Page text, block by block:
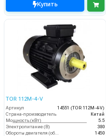
Купить
TOR 112M-4-V
Артикул
14551 (TOR 112M-4-V)
Страна-производитель
Китай
Мощность (кВт)
5.5
Электропитание (В)
380
1450